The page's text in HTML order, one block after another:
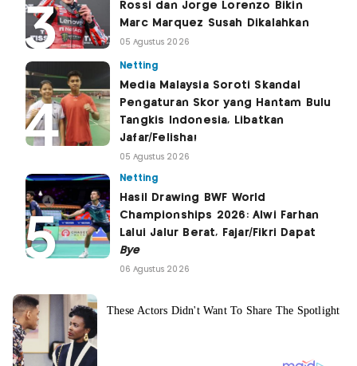
Rossi dan Jorge Lorenzo Bikin
Marc Marquez Susah Dikalahkan
05 Agustus 2026
Netting
Media Malaysia Soroti Skandal
Pengaturan Skor yang Hantam Bulu
Tangkis Indonesia, Libatkan
Jafar/Felisha!
05 Agustus 2026
Netting
Hasil Drawing BWF World
Championships 2026: Alwi Farhan
Lalui Jalur Berat, Fajar/Fikri Dapat
Bye
06 Agustus 2026